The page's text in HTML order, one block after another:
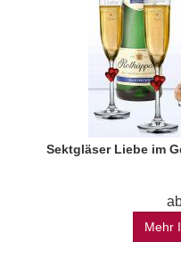
Sektgläser Liebe im
Mehr